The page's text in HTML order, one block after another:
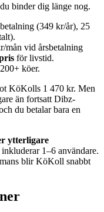
binder dig länge nog.
(349 kr/år), 25
mån vid årsbetalning
för livstid.
köer.
KöKolls 1 470 kr. Men
än fortsatt Dibz-
du betalar bara en
ytterligare
1–6 användare.
blir KöKoll snabbt